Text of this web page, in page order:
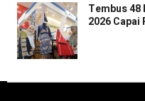
Tembus 48
2026 Capai